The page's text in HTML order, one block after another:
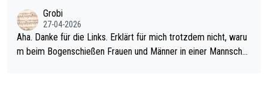
diese könnten teils wirksam behandelt werden! Dafür müsste
man nur zum Neurologen und nicht zum Mentaltrainer gehen…
Grobi
27-04-2026
Aha. Danke für die Links. Erklärt für mich trotzdem nicht, waru
m beim Bogenschießen Frauen und Männer in einer Mannschaf